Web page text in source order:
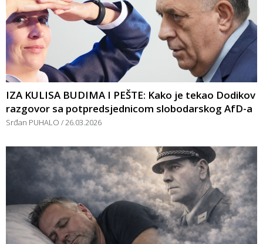
IZA KULISA BUDIMA I PEŠTE: Kako je tekao Dodikov
razgovor sa potpredsjednicom slobodarskog AfD-a
Srđan PUHALO 26.03.2026